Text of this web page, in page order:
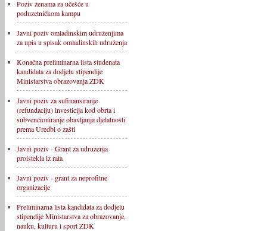
Poziv ženama za učešće u
poduzetničkom kampu
Javni poziv omladinskim udruženjima
za upis u spisak omladinskih udruženja
Konačna preliminarna lista studenata
kandidata za dodjelu stipendije
Ministarstva obrazovanja ZDK
Javni poziv za sufinansiranje
(refundaciju) investicija kod obrta i
subvencioniranje obavljanja djelatnosti
prema Uredbi o zašti
Javni poziv - Grant za udruženja
proistekla iz rata
Javni poziv - grant za neprofitne
organizacije
Preliminarna lista kandidata za dodjelu
stipendije Ministarstva za obrazovanje,
nauku, kulturu i sport ZDK